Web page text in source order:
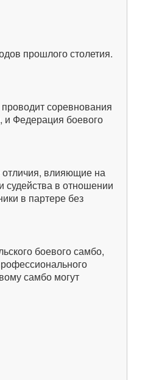
прошлого столетия.
соревнования
и Федерация боевого
влияющие на
судейства в отношении
в партере без
боевого самбо,
самбо могут